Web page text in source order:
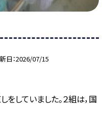
日 2026/07/15
をしていました。２組は，国